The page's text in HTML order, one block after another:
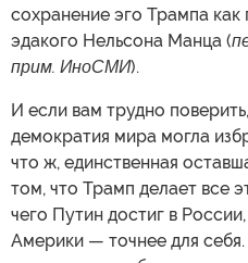
сохранение эго Трампа как
эдакого Нельсона Манца (
прим. ИноСМИ).
И если вам трудно
демократия мира могла
что ж, единственная
том, что Трамп делает все
чего Путин достиг в
Америки — точнее для